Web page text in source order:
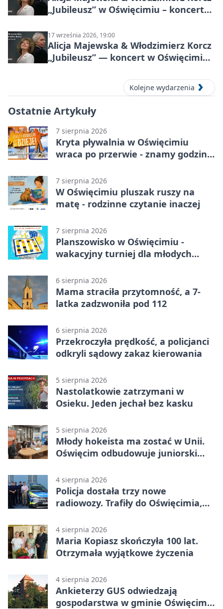
„Jubileusz” w Oświęcimiu – koncert
17 września 2026, 19:00
Alicja Majewska & Włodzimierz Korcz
„Jubileusz” — koncert w Oświęcimiu,
Kolejne wydarzenia
Ostatnie Artykuły
7 sierpnia 2026
Kryta pływalnia w Oświęcimiu
wraca po przerwie - znamy godziny
7 sierpnia 2026
W Oświęcimiu pluszak ruszy na
matę - rodzinne czytanie inaczej
7 sierpnia 2026
Planszowisko w Oświęcimiu -
wakacyjny turniej dla młodych
6 sierpnia 2026
Mama straciła przytomność, a 7-
latka zadzwoniła pod 112
6 sierpnia 2026
Przekroczyła prędkość, a policjanci
odkryli sądowy zakaz kierowania
5 sierpnia 2026
Nastolatkowie zatrzymani w
Osieku. Jeden jechał bez kasku
5 sierpnia 2026
Młody hokeista ma zostać w Unii.
Oświęcim odbudowuje juniorski
4 sierpnia 2026
Policja dostała trzy nowe
radiowozy. Trafiły do Oświęcimia,
4 sierpnia 2026
Maria Kopiasz skończyła 100 lat.
Otrzymała wyjątkowe życzenia
4 sierpnia 2026
Ankieterzy GUS odwiedzają
gospodarstwa w gminie Oświęcim.